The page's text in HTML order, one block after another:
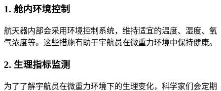
1. 舱内环境控制
航天器内部会采用环境控制系统，维持适宜的温度、湿度、氧
气浓度等。这些措施有助于宇航员在微重力环境中保持健康。
2. 生理指标监测
为了了解宇航员在微重力环境下的生理变化，科学家们会定期